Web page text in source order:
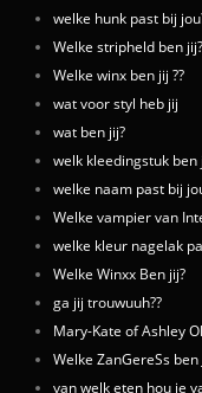
welke hunk past bij
Welke stripheld ben jij?
Welke winx ben jij ??
wat voor styl heb jij
wat ben jij?
welk kleedingstuk ben
welke naam past bij
Welke vampier van
welke kleur nagelak
Welke Winxx Ben jij?
ga jij trouwuuh??
Mary-Kate of Ashley
Welke ZanGereSs ben
van welk eten hou je